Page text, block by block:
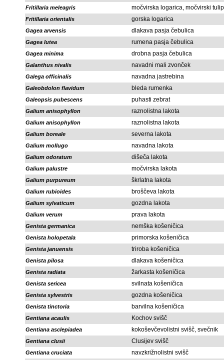
Fritillaria meleagris močvirska logarica, močvirski
Fritillaria orientalis gorska logarica
Gagea arvensis dlakava pasja čebulica
Gagea lutea rumena pasja čebulica
Gagea minima drobna pasja čebulica
Galanthus nivalis navadni mali zvonček
Galega officinalis navadna jastrebina
Galeobdolon flavidum bleda rumenka
Galeopsis pubescens puhasti zebrat
Galium anisophyllon raznolistna lakota
Galium anisophyllon raznolistna lakota
Galium boreale severna lakota
Galium mollugo navadna lakota
Galium odoratum dišeča lakota
Galium palustre močvirska lakota
Galium purpureum škrlatna lakota
Galium rubioides broščeva lakota
Galium sylvaticum gozdna lakota
Galium verum prava lakota
Genista germanica nemška košeničica
Genista holopetala primorska košeničica
Genista januensis triroba košeničica
Genista pilosa dlakava košeničica
Genista radiata žarkasta košeničica
Genista sericea svilnata košeničica
Genista sylvestris gozdna košeničica
Genista tinctoria barvilna košeničica
Gentiana acaulis Kochov svišč
Gentiana asclepiadea kokoševčevolistni svišč, svečnik
Gentiana clusii Clusijev svišč
Gentiana cruciata navzkrižnolistni svišč